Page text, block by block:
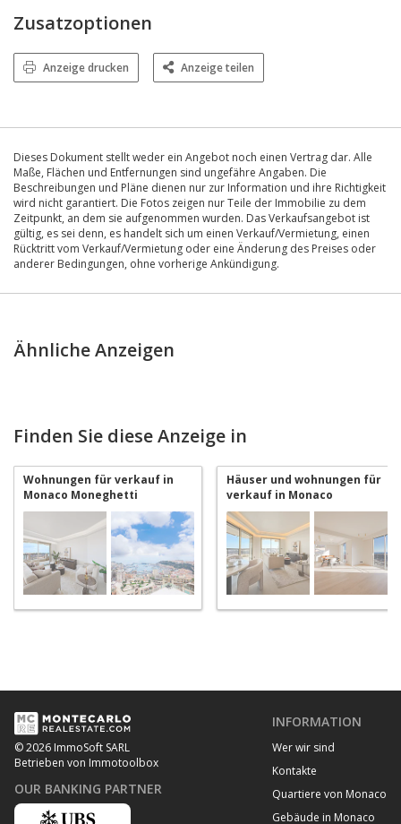
Zusatzoptionen
Anzeige drucken Anzeige teilen
Dieses Dokument stellt weder ein Angebot noch einen Vertrag dar. Alle
Maße, Flächen und Entfernungen sind ungefähre Angaben. Die
Beschreibungen und Pläne dienen nur zur Information und ihre Richtigkeit
wird nicht garantiert. Die Fotos zeigen nur Teile der Immobilie zu dem
Zeitpunkt, an dem sie aufgenommen wurden. Das Verkaufsangebot ist
gültig, es sei denn, es handelt sich um einen Verkauf/Vermietung, einen
Rücktritt vom Verkauf/Vermietung oder eine Änderung des Preises oder
anderer Bedingungen, ohne vorherige Ankündigung.
Ähnliche Anzeigen
Finden Sie diese Anzeige in
Wohnungen für verkauf in
Monaco Moneghetti
Häuser und wohnungen für
verkauf in Monaco
Moneghetti
© 2026 ImmoSoft SARL
Betrieben von Immotoolbox
OUR BANKING PARTNER
INFORMATION
Wer wir sind
Kontakte
Quartiere von Monaco
Gebäude in Monaco